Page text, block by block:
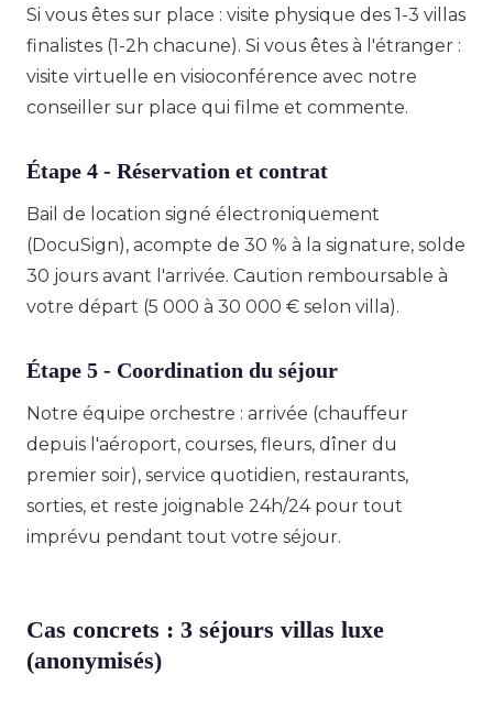
Si vous êtes sur place : visite physique des 1-3 villas
finalistes (1-2h chacune). Si vous êtes à l'étranger :
visite virtuelle en visioconférence avec notre
conseiller sur place qui filme et commente.
Étape 4 - Réservation et contrat
Bail de location signé électroniquement
(DocuSign), acompte de 30 % à la signature, solde
30 jours avant l'arrivée. Caution remboursable à
votre départ (5 000 à 30 000 € selon villa).
Étape 5 - Coordination du séjour
Notre équipe orchestre : arrivée (chauffeur
depuis l'aéroport, courses, fleurs, dîner du
premier soir), service quotidien, restaurants,
sorties, et reste joignable 24h/24 pour tout
imprévu pendant tout votre séjour.
Cas concrets : 3 séjours villas luxe
(anonymisés)